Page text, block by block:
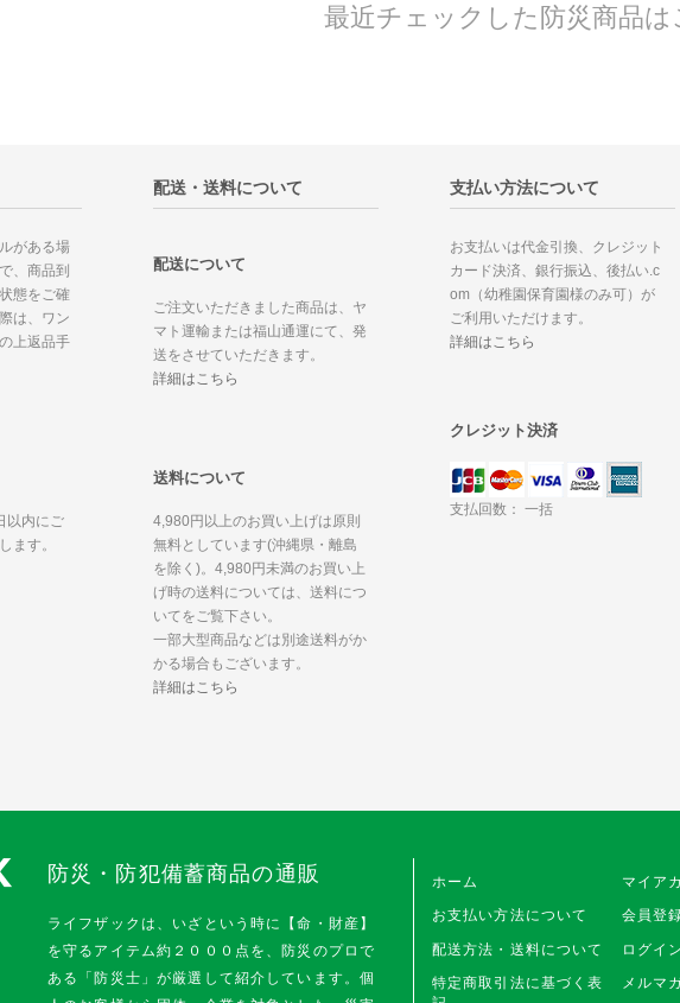
最近チェックした防災商品は
がある場
、商品到
態をご確
は、ワン
上返品手
以内にご
ます。
配送・送料について
配送について
ご注文いただきました商品は、ヤ
マト運輸または福山通運にて、発
送をさせていただきます。
詳細はこちら
送料について
4,980円以上のお買い上げは原則
無料としています(沖縄県・離島
を除く)。4,980円未満のお買い上
げ時の送料については、送料につ
いてをご覧下さい。
一部大型商品などは別途送料がか
かる場合もございます。
詳細はこちら
支払い方法について
お支払いは代金引換、クレジット
カード決済、銀行振込、後払い.c
om（幼稚園保育園様のみ可）が
ご利用いただけます。
詳細はこちら
クレジット決済
支払回数： 一括
防災・防犯備蓄商品の通販
ライフザックは、いざという時に【命・財産】
を守るアイテム約２０００点を、防災のプロで
ある「防災士」が厳選して紹介しています。個
ホーム
お支払い方法について
配送方法・送料について
特定商取引法に基づく表
マイア
会員登
ログイン
メルマ